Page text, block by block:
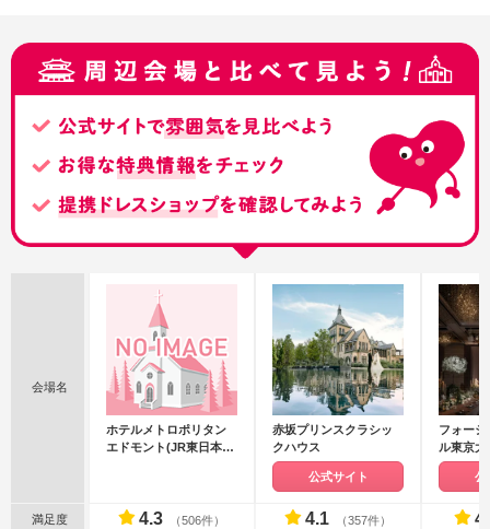
会場名
ホテルメトロポリタン
エドモント(JR東日本ホ
赤坂プリンスクラシッ
クハウス
公式サイト
フォー
ル東京大
公
満足度 4.3 （506件） 4.1 （357件）